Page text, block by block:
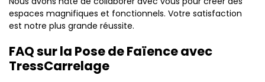
espaces magnifiques et fonctionnels. Votre satisfaction
est notre plus grande réussite.
FAQ sur la Pose de Faïence avec
TressCarrelage